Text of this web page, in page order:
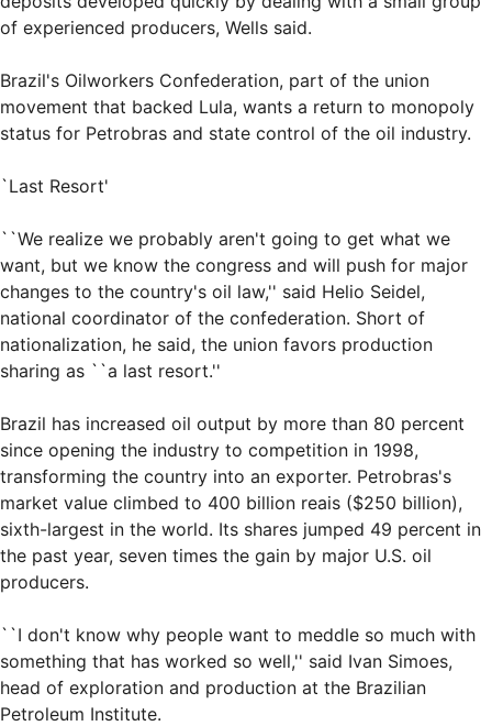
of experienced producers, Wells said.
Brazil's Oilworkers Confederation, part of the union
movement that backed Lula, wants a return to monopoly
status for Petrobras and state control of the oil industry.
`Last Resort'
``We realize we probably aren't going to get what we
want, but we know the congress and will push for major
changes to the country's oil law,'' said Helio Seidel,
national coordinator of the confederation. Short of
nationalization, he said, the union favors production
sharing as ``a last resort.''
Brazil has increased oil output by more than 80 percent
since opening the industry to competition in 1998,
transforming the country into an exporter. Petrobras's
market value climbed to 400 billion reais ($250 billion),
sixth-largest in the world. Its shares jumped 49 percent in
the past year, seven times the gain by major U.S. oil
producers.
``I don't know why people want to meddle so much with
something that has worked so well,'' said Ivan Simoes,
head of exploration and production at the Brazilian
Petroleum Institute.